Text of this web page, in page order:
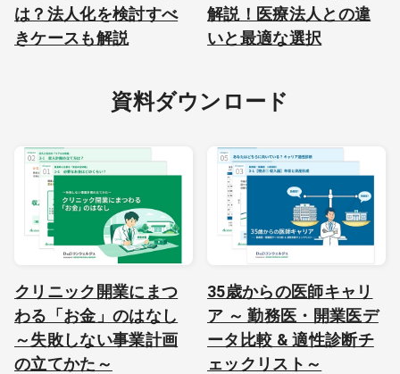
は？法人化を検討すべ
きケースも解説
解説！医療法人との違
いと最適な選択
資料ダウンロード
クリニック開業にまつ
わる「お金」のはなし
～失敗しない事業計画
の立てかた～
35歳からの医師キャリ
ア ～ 勤務医・開業医デ
ータ比較 & 適性診断チ
ェックリスト～